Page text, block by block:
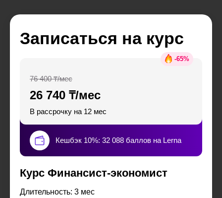
Записаться на курс
-65%
26 740 ₸/мес
76 400 ₸/мес
В рассрочку на 12 мес
Кешбэк 10%: 32 088 баллов на Lerna
Курс Финансист-экономист
Длительность: 3 мес